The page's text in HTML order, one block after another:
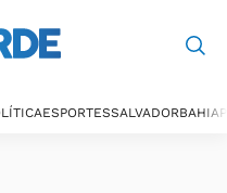
ESPORTESSALVADORBAHIA